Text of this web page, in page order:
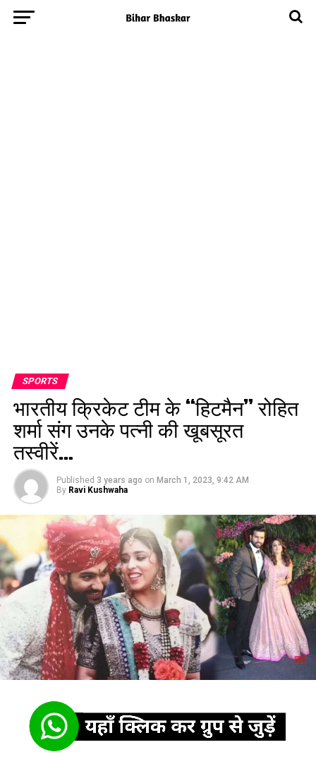
SPORTS
भारतीय क्रिकेट टीम के “हिटमैन” रोहित
शर्मा संग उनके पत्नी की खूबसूरत
तस्वीरें…
Published 3 years ago on March 1, 2023, 9:42 AM
By Ravi Kushwaha